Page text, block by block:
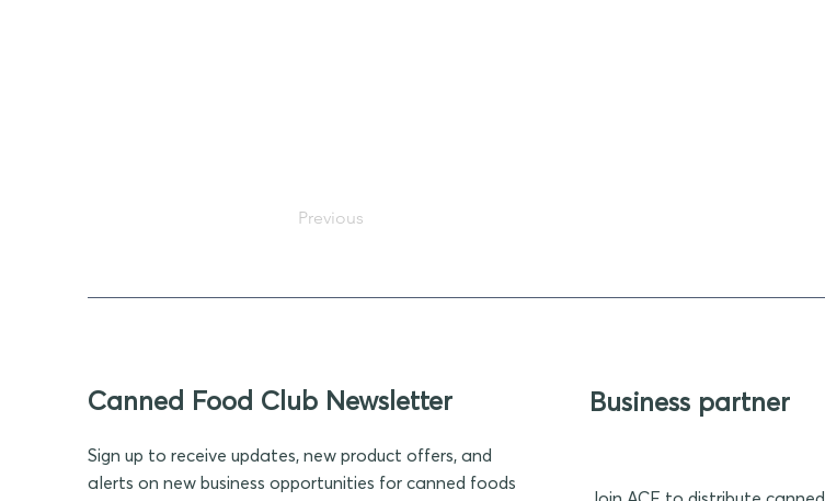
Previous
Canned Food Club Newsletter
Sign up to receive updates, new product offers, and
alerts on new business opportunities for canned foods
Business partner